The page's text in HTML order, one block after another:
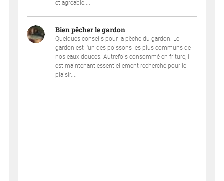
et agréable....
Bien pêcher le gardon
Quelques conseils pour la pêche du gardon. Le
gardon est l'un des poissons les plus communs de
nos eaux douces. Autrefois consommé en friture, il
est maintenant essentiellement recherché pour le
plaisir....